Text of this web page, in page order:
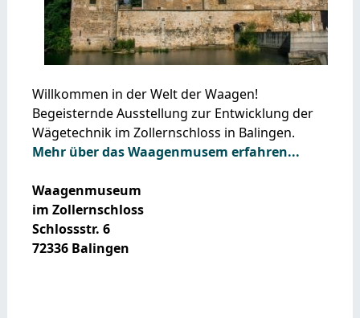
Willkommen in der Welt der Waagen!
Begeisternde Ausstellung zur Entwicklung der
Wägetechnik im Zollernschloss in Balingen.
Mehr über das Waagenmusem erfahren...
Waagenmuseum
im Zollernschloss
Schlossstr. 6
72336 Balingen